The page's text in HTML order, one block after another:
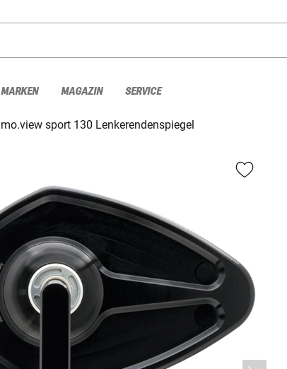
MARKEN MAGAZIN SERVICE
mo.view sport 130 Lenkerendenspiegel